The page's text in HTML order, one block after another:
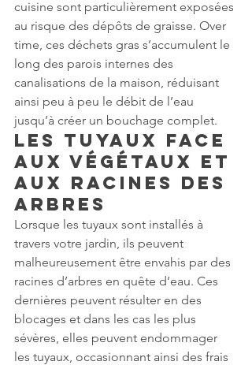
cuisine sont particulièrement exposées
au risque des dépôts de graisse. Over
time, ces déchets gras s’accumulent le
long des parois internes des
canalisations de la maison, réduisant
ainsi peu à peu le débit de l’eau
jusqu’à créer un bouchage complet.
Les tuyaux face
aux végétaux et
aux racines des
arbres
Lorsque les tuyaux sont installés à
travers votre jardin, ils peuvent
malheureusement être envahis par des
racines d’arbres en quête d’eau. Ces
dernières peuvent résulter en des
blocages et dans les cas les plus
sévères, elles peuvent endommager
les tuyaux, occasionnant ainsi des frais